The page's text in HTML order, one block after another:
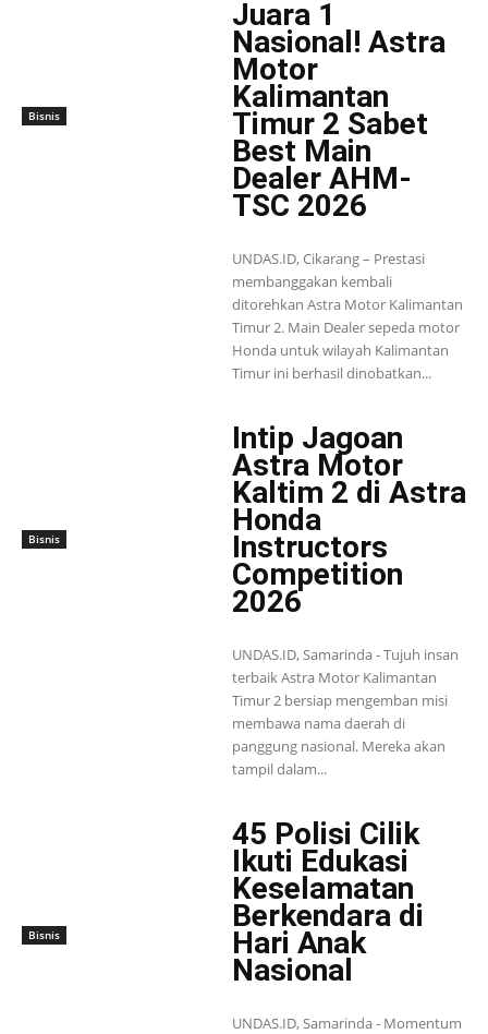
Bisnis
Juara 1
Nasional! Astra
Motor
Kalimantan
Timur 2 Sabet
Best Main
Dealer AHM-
TSC 2026
UNDAS.ID, Cikarang – Prestasi
membanggakan kembali
ditorehkan Astra Motor Kalimantan
Timur 2. Main Dealer sepeda motor
Honda untuk wilayah Kalimantan
Timur ini berhasil dinobatkan...
Bisnis
Intip Jagoan
Astra Motor
Kaltim 2 di Astra
Honda
Instructors
Competition
2026
UNDAS.ID, Samarinda - Tujuh insan
terbaik Astra Motor Kalimantan
Timur 2 bersiap mengemban misi
membawa nama daerah di
panggung nasional. Mereka akan
tampil dalam...
Bisnis
45 Polisi Cilik
Ikuti Edukasi
Keselamatan
Berkendara di
Hari Anak
Nasional
UNDAS.ID, Samarinda - Momentum